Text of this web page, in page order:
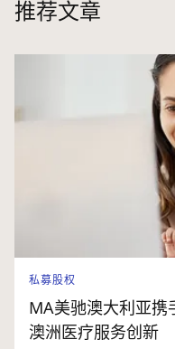
推荐文章
私募股权
MA美驰澳大利亚
澳洲医疗服务创新